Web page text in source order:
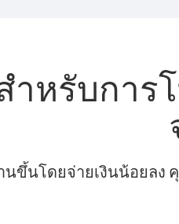
ำหรับการ
ขึ้นโดยจ่ายเงินน้อยลง